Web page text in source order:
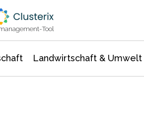
Tool
Landwirtschaft & Umwelt